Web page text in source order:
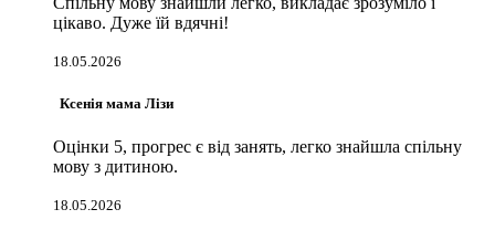
цікаво. Дуже їй вдячні!
18.05.2026
Ксенія мама Лізи
Оцінки 5, прогрес є від занять, легко знайшла спільну
мову з дитиною.
18.05.2026